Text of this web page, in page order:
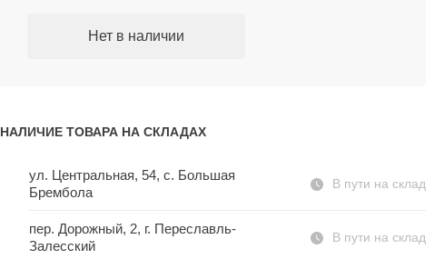
Нет в наличии
НАЛИЧИЕ ТОВАРА НА СКЛАДАХ
ул. Центральная, 54, c. Большая
Брембола
В пути на склад
пер. Дорожный, 2, г. Переславль-
Залесский
В пути на склад